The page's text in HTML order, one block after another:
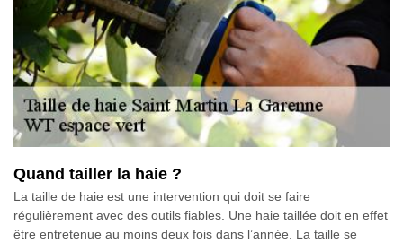
Quand tailler la haie ?
La taille de haie est une intervention qui doit se faire
régulièrement avec des outils fiables. Une haie taillée doit en effet
être entretenue au moins deux fois dans l’année. La taille se